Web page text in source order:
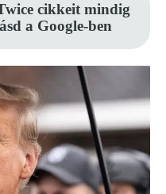
cikkeit mindig
a Google-ben